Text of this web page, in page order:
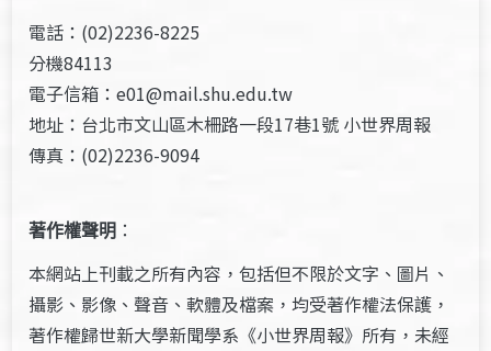
電話：(02)2236-8225
分機84113
電子信箱：e01@mail.shu.edu.tw
地址：台北市文山區木柵路一段17巷1號 小世界周報
傳真：(02)2236-9094
著作權聲明 ：
本網站上刊載之所有內容，包括但不限於文字、圖片、
攝影、影像、聲音、軟體及檔案，均受著作權法保護，
著作權歸世新大學新聞學系《小世界周報》所有，未經